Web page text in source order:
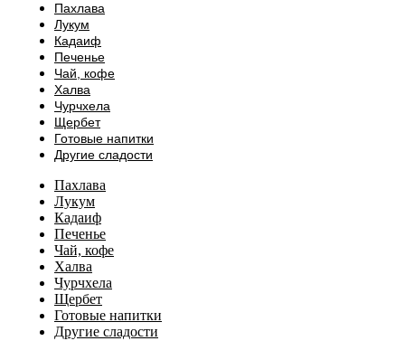
Пахлава
Лукум
Кадаиф
Печенье
Чай, кофе
Халва
Чурчхела
Щербет
Готовые напитки
Другие сладости
Пахлава
Лукум
Кадаиф
Печенье
Чай, кофе
Халва
Чурчхела
Щербет
Готовые напитки
Другие сладости